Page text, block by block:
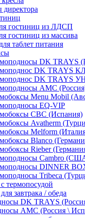
гостиниц из ЛДСП
гостиниц из массива
таблет питания
DK TRAYS
DK TRAYS
DK TRAYS
AMC
Menu Mobil
EQ-VIP
CBC (Испания)
Avatherm
Melform
Blanco
Rieber
Cambro
DINNER
Tribeca
термопосудой
завтрака / обеда
DK TRAYS
AMC (Россия \